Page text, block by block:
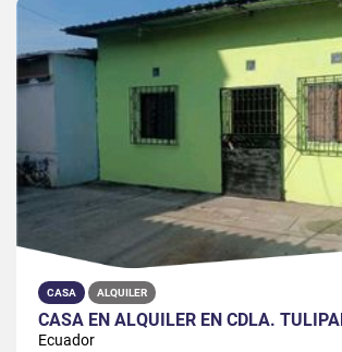
CASA ALQUILER
CASA EN ALQUILER EN CDLA.
Ecuador